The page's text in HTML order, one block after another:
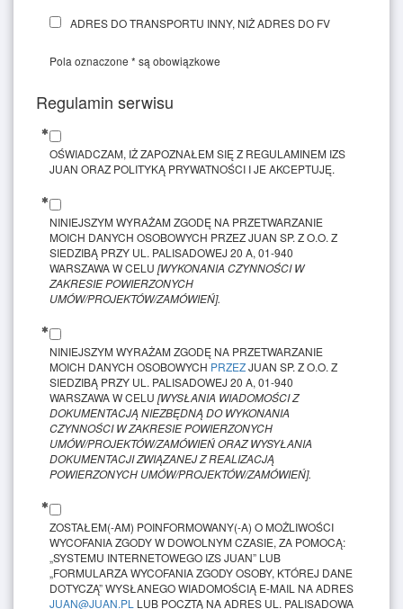
ADRES DO TRANSPORTU INNY, NIŻ ADRES DO FV
Pola oznaczone * są obowiązkowe
Regulamin serwisu
OŚWIADCZAM, IŻ ZAPOZNAŁEM SIĘ Z REGULAMINEM IZS
JUAN ORAZ POLITYKĄ PRYWATNOŚCI I JE AKCEPTUJĘ.
NINIEJSZYM WYRAŻAM ZGODĘ NA PRZETWARZANIE
MOICH DANYCH OSOBOWYCH PRZEZ JUAN SP. Z O.O. Z
SIEDZIBĄ PRZY UL. PALISADOWEJ 20 A, 01-940
WARSZAWA W CELU [WYKONANIA CZYNNOŚCI W
ZAKRESIE POWIERZONYCH
UMÓW/PROJEKTÓW/ZAMÓWIEŃ].
NINIEJSZYM WYRAŻAM ZGODĘ NA PRZETWARZANIE
MOICH DANYCH OSOBOWYCH PRZEZJUAN SP. Z O.O. Z
SIEDZIBĄ PRZY UL. PALISADOWEJ 20 A, 01-940
WARSZAWA W CELU [WYSŁANIA WIADOMOŚCI Z
DOKUMENTACJĄ NIEZBĘDNĄ DO WYKONANIA
CZYNNOŚCI W ZAKRESIE POWIERZONYCH
UMÓW/PROJEKTÓW/ZAMÓWIEŃ ORAZ WYSYŁANIA
DOKUMENTACJI ZWIĄZANEJ Z REALIZACJĄ
POWIERZONYCH UMÓW/PROJEKTÓW/ZAMÓWIEŃ].
ZOSTAŁEM(-AM) POINFORMOWANY(-A) O MOŻLIWOŚCI
WYCOFANIA ZGODY W DOWOLNYM CZASIE, ZA POMOCĄ:
„SYSTEMU INTERNETOWEGO IZS JUAN” LUB
„FORMULARZA WYCOFANIA ZGODY OSOBY, KTÓREJ DANE
DOTYCZĄ” WYSŁANEGO WIADOMOŚCIĄ E-MAIL NA ADRES
JUAN@JUAN.PL LUB POCZTĄ NA ADRES UL. PALISADOWA